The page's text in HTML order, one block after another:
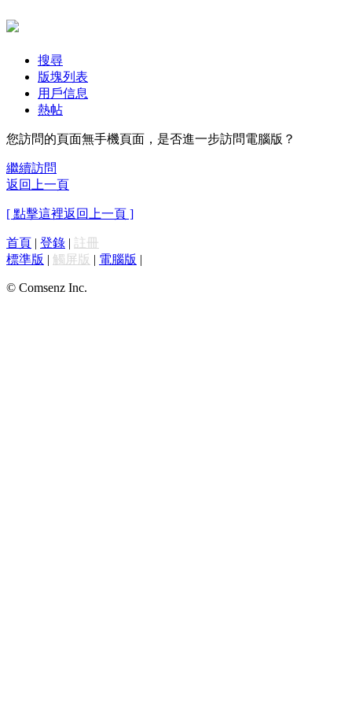
搜尋
版塊列表
用戶信息
熱帖
您訪問的頁面無手機頁面，是否進一步訪問電腦版？
繼續訪問
返回上一頁
[ 點擊這裡返回上一頁 ]
首頁 | 登錄 | 註冊
標準版 | 觸屏版 | 電腦版 |
© Comsenz Inc.